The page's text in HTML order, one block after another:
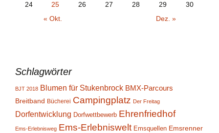
24
25 26 27 28 29
30
« Okt.
Dez. »
Schlagwörter
BJT 2018 Blumen für Stukenbrock BMX-Parcours
Breitband Bücherei Campingplatz Der Freitag
Dorfentwicklung Dorfwettbewerb Ehrenfriedhof
Ems-Erlebnisweg Ems-Erlebniswelt Emsquellen Emsrenner